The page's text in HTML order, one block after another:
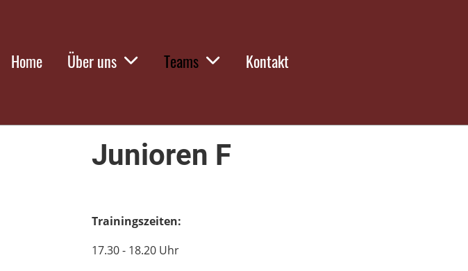
Home Über uns Teams Kontakt
Junioren F
Trainingszeiten:
17.30 - 18.20 Uhr